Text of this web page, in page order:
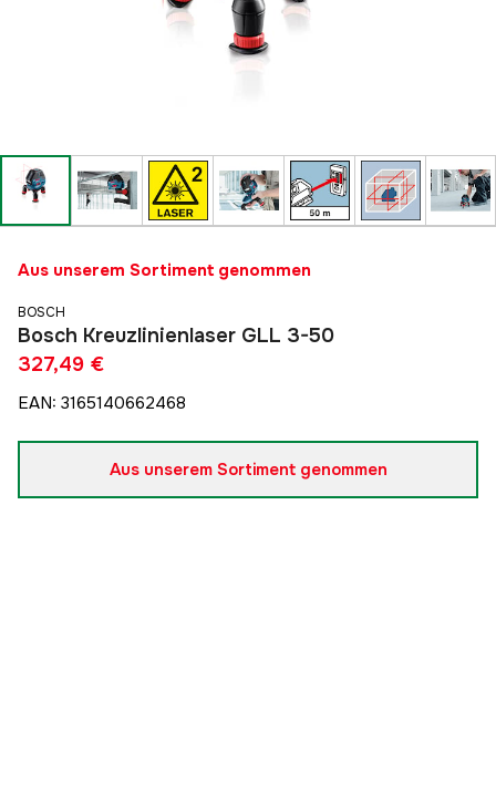
Aus unserem Sortiment genommen
BOSCH
Bosch Kreuzlinienlaser GLL 3-50
327,49 €
EAN: 3165140662468
Aus unserem Sortiment genommen